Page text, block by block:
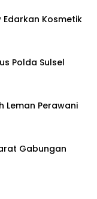
Edarkan Kosmetik
Polda Sulsel
Leman Perawani
Gabungan